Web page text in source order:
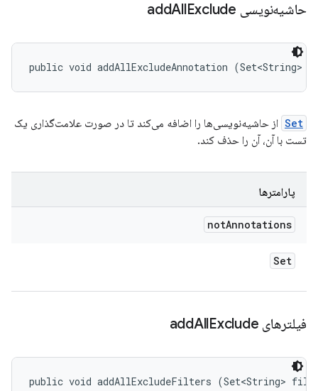
حاشیه‌نویسی add AllExclude
public void addAllExcludeAnnotation (Set<String>
Set از حاشیه‌نویسی‌ها را اضافه می‌کند تا در صورت علامت‌گذاری یک
تست با آن، آن را حذف کند.
پارامترها
notAnnotations
Set
فیلترهای add AllExclude
public void addAllExcludeFilters (Set<String>